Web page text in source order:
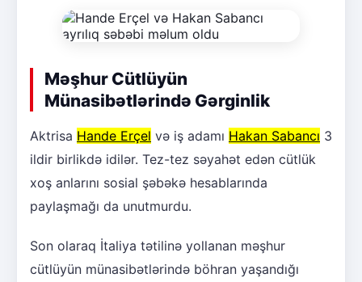
Məşhur Cütlüyün
Münasibətlərində Gərginlik
Aktrisa Hande Erçel və iş adamı Hakan Sabancı 3
ildir birlikdə idilər. Tez-tez səyahət edən cütlük
xoş anlarını sosial şəbəkə hesablarında
paylaşmağı da unutmurdu.
Son olaraq İtaliya tətilinə yollanan məşhur
cütlüyün münasibətlərində böhran yaşandığı